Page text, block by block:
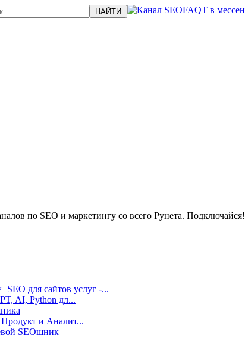
по SEO и маркетингу со всего Рунета. Подключайся!
SEO для сайтов услуг -...
AI, Python дл...
Продукт и Аналит...
SEOшник